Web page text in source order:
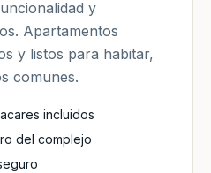
y
Apartamentos
y listos para habitar,
comunes.
incluidos
del complejo